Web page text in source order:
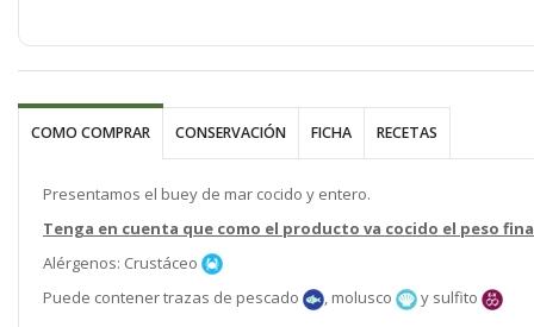
COMO COMPRAR CONSERVACIÓN FICHA RECETAS
Presentamos el buey de mar cocido y entero.
Tenga en cuenta que como el producto va cocido el peso
Alérgenos: Crustáceo
Puede contener trazas de pescado
, molusco y sulfito